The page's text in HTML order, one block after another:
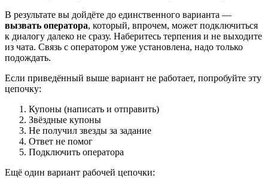
В результате вы дойдёте до единственного варианта —
вызвать оператора, который, впрочем, может подключиться
к диалогу далеко не сразу. Наберитесь терпения и не выходите
из чата. Связь с оператором уже установлена, надо только
подождать.
Если приведённый выше вариант не работает, попробуйте эту
цепочку:
Купоны (написать и отправить)
Звёздные купоны
Не получил звезды за задание
Ответ не помог
Подключить оператора
Ещё один вариант рабочей цепочки: